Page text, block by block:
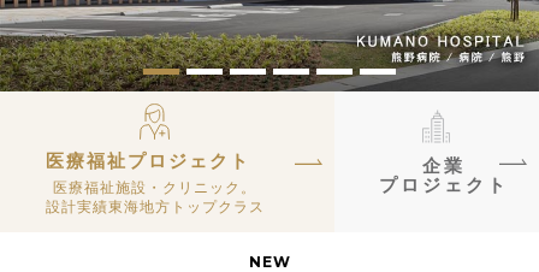
医療福祉プロジェクト
医療福祉施設・クリニック。
設計実績東海地方トップクラス
企業
プロジェクト
NEW